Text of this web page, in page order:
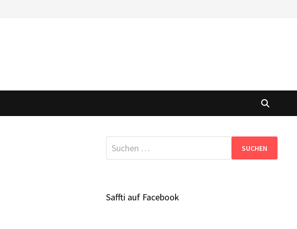
Suchen
nach:
Saffti auf Facebook